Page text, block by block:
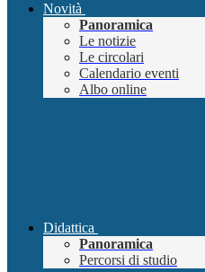
Novità
Panoramica
Le notizie
Le circolari
Calendario eventi
Albo online
Didattica
Panoramica
Percorsi di studio